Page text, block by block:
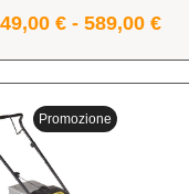
€ - 589,00€
Promozione